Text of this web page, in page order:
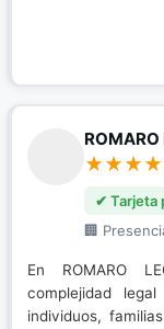
ROMARO
✔ Tarjeta
🏢
En ROMARO
complejidad
individuos,